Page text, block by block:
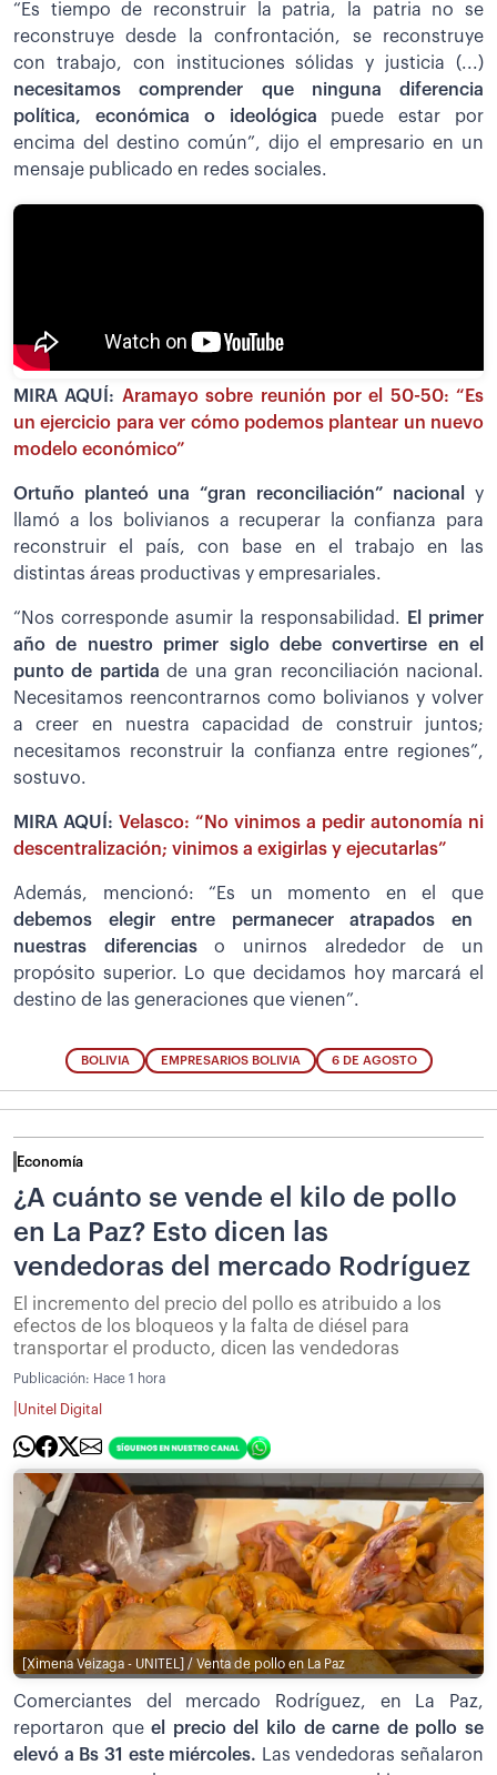
“Es tiempo de reconstruir la patria, la patria no se
reconstruye desde la confrontación, se reconstruye
con trabajo, con instituciones sólidas y justicia (...)
necesitamos comprender que ninguna diferencia
política, económica o ideológica puede estar por
encima del destino común”, dijo el empresario en un
mensaje publicado en redes sociales.
MIRA AQUÍ: Aramayo sobre reunión por el 50-50: “Es
un ejercicio para ver cómo podemos plantear un nuevo
modelo económico”
Ortuño planteó una “gran reconciliación” nacional
y
llamó a los bolivianos a recuperar la confianza para
reconstruir el país, con base en el trabajo en las
distintas áreas productivas y empresariales.
“Nos corresponde asumir la responsabilidad.
El primer
año de nuestro primer siglo debe convertirse en el
punto de partida de una gran reconciliación nacional.
Necesitamos reencontrarnos como bolivianos y volver
a creer en nuestra capacidad de construir juntos;
necesitamos reconstruir la confianza entre regiones”,
sostuvo.
MIRA AQUÍ: Velasco: “No vinimos a pedir autonomía ni
descentralización; vinimos a exigirlas y ejecutarlas”
Además, mencionó: “Es un momento en el que
debemos elegir entre permanecer atrapados en
nuestras diferenciaso unirnos alrededor de un
propósito superior. Lo que decidamos hoy marcará el
destino de las generaciones que vienen”.
BOLIVIA EMPRESARIOS BOLIVIA 6 DE AGOSTO
Economía
¿A cuánto se vende el kilo de pollo
en La Paz? Esto dicen las
vendedoras del mercado Rodríguez
El incremento del precio del pollo es atribuido a los
efectos de los bloqueos y la falta de diésel para
transportar el producto, dicen las vendedoras
Publicación: Hace 1 hora
Unitel Digital
[Ximena Veizaga - UNITEL] / Venta de pollo en La Paz
Comerciantes del mercado Rodríguez, en La Paz,
reportaron queel precio del kilo de carne de pollo se
elevó a Bs 31 este miércoles. Las vendedoras señalaron